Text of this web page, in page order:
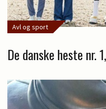
Avl og sport
De danske heste nr.